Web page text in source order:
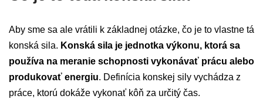
Aby sme sa ale vrátili k základnej otázke, čo je to vlastne tá
konská sila. Konská sila je jednotka výkonu, ktorá sa
používa na meranie schopnosti vykonávať prácu alebo
produkovať energiu. Definícia konskej sily vychádza z
práce, ktorú dokáže vykonať kôň za určitý čas.